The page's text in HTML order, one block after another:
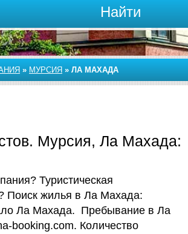
Найти
» МУРСИЯ » ЛА МАХАДА
Мурсия, Ла Махада:
Туристическая
Поиск жилья в Ла Махада:
Ла Махада. Пребывание в Ла
booking.com. Количество